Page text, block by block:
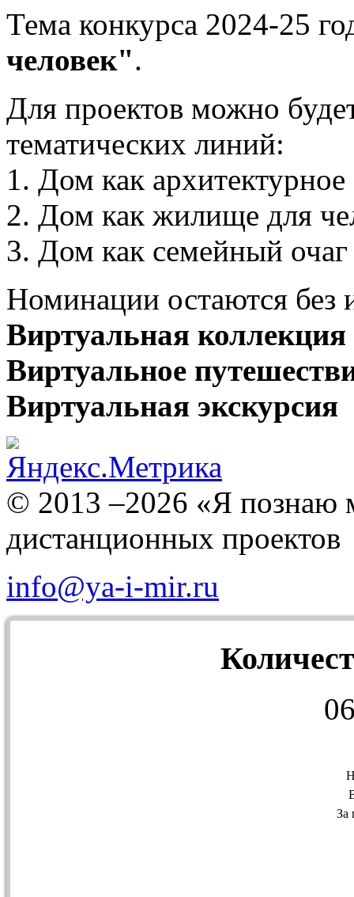
Тема конкурса 2024-25
человек".
Для проектов можно
тематических линий:
1. Дом как
2. Дом как жилище для
3. Дом как семейный очаг
Номинации остаются без
Виртуальная коллекция
Виртуальное
Виртуальная экскурсия
© 2013 –2026 «Я познаю
дистанционных проектов
info@ya-i-mir.ru
0
За